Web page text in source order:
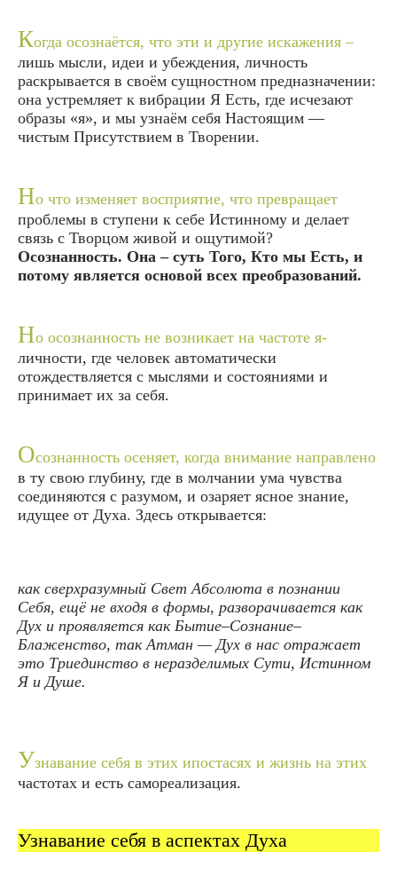
Когда осознаётся, что эти и другие искажения –
лишь мысли, идеи и убеждения, личность
раскрывается в своём сущностном предназначении:
она устремляет к вибрации Я Есть, где исчезают
образы «я», и мы узнаём себя Настоящим —
чистым Присутствием в Творении.
Но что изменяет восприятие, что превращает
проблемы в ступени к себе Истинному и делает
связь с Творцом живой и ощутимой?
Осознанность. Она – суть Того, Кто мы Есть, и
потому является основой всех преобразований.
Но осознанность не возникает на частоте я-
личности, где человек автоматически
отождествляется с мыслями и состояниями и
принимает их за себя.
Осознанность осеняет, когда внимание направлено
в ту свою глубину, где в молчании ума чувства
соединяются с разумом, и озаряет ясное знание,
идущее от Духа. Здесь открывается:
как сверхразумный Свет Абсолюта в познании
Себя, ещё не входя в формы, разворачивается как
Дух и проявляется как Бытие–Сознание–
Блаженство, так Атман — Дух в нас отражает
это Триединство в неразделимых Сути, Истинном
Я и Душе.
Узнавание себя в этих ипостасях и жизнь на этих
частотах и есть самореализация.
Узнавание себя в аспектах Духа